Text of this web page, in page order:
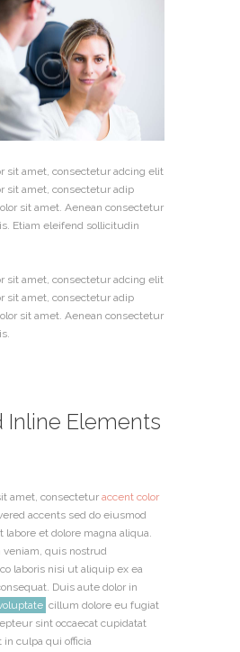
sit amet, consectetur adcing elit
sit amet, consectetur adip
sit amet. Aenean consectetur
Etiam eleifend sollicitudin
sit amet, consectetur adcing elit
sit amet, consectetur adip
sit amet. Aenean consectetur
Inline Elements
amet, consectetur accent color
accents sed do eiusmod
labore et dolore magna aliqua.
quis nostrud
laboris nisi ut aliquip ex ea
Duis aute dolor in
cillum dolore eu fugiat
sint occaecat cupidatat
in culpa qui officia